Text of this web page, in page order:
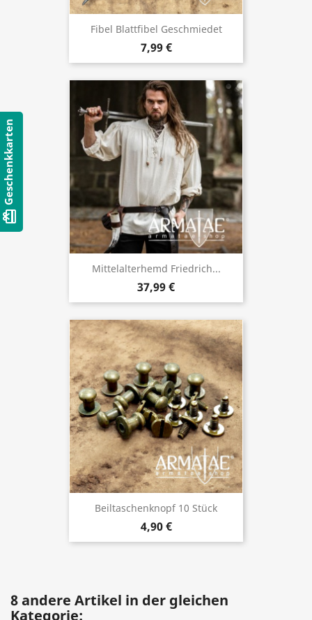
Fibel Blattfibel Geschmiedet
7,99 €
Mittelalterhemd Friedrich...
37,99 €
Beiltaschenknopf 10 Stück
4,90 €
8 andere Artikel in der gleichen
Kategorie:
card_giftcard
Geschenkkarten